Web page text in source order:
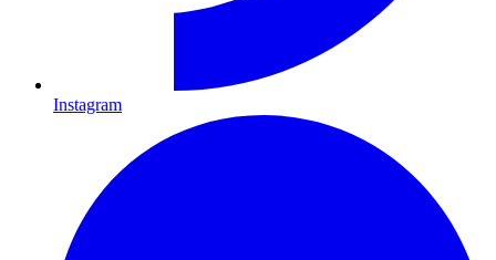
Instagram